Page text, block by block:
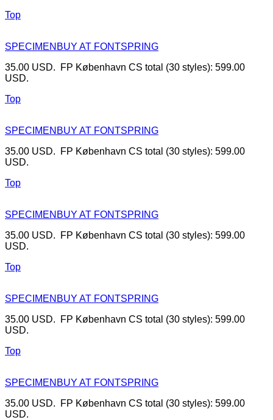
Top
SPECIMEN BUY AT FONTSPRING
35.00 USD. FP København CS total (30 styles): 599.00
USD.
Top
SPECIMEN BUY AT FONTSPRING
35.00 USD. FP København CS total (30 styles): 599.00
USD.
Top
SPECIMEN BUY AT FONTSPRING
35.00 USD. FP København CS total (30 styles): 599.00
USD.
Top
SPECIMEN BUY AT FONTSPRING
35.00 USD. FP København CS total (30 styles): 599.00
USD.
Top
SPECIMEN BUY AT FONTSPRING
35.00 USD. FP København CS total (30 styles): 599.00
USD.